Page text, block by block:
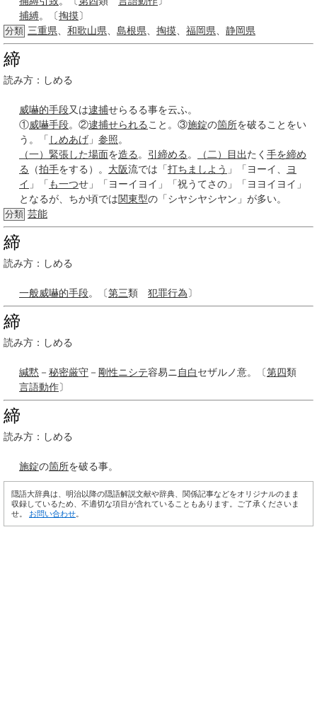
捕縛。〔掏摸〕
分類 三重県 和歌山県 島根県 掏摸 福岡県 静岡県
締
読み方：しめる
威嚇的手段又は逮捕せらるる事を云ふ。
①威嚇手段。②逮捕せられる こと。③施錠の箇所を破ることをい
う。「 しめあげ 」 参照。
（一） 緊張した場面を造る 。 引締める 。 （二） 目出たく 手を締め
る
（拍手をする）。 大阪流では「打ち ましよう 」「ヨーイ、
ヨ
イ 」「 も一つせ」「ヨーイヨイ」「祝うてさの」「ヨヨイヨイ」
となるが、ちか頃では関東型の「シヤシヤシヤン」が多い。
分類 芸能
締
読み方：しめる
一般威嚇的手段。〔第三類 犯罪行為〕
締
読み方：しめる
緘黙 － 秘密厳守 － 剛性ニシテ容易ニ 自白セザルノ意。〔第四類
言語動作〕
締
読み方：しめる
施錠の箇所を破る事。
隠語大辞典は、明治以降の隠語解説文献や辞典、関係記事などをオリジナルのまま
収録しているため、不適切な項目が含れていることもあります。ご了承くださいま
せ。 お問い合わせ